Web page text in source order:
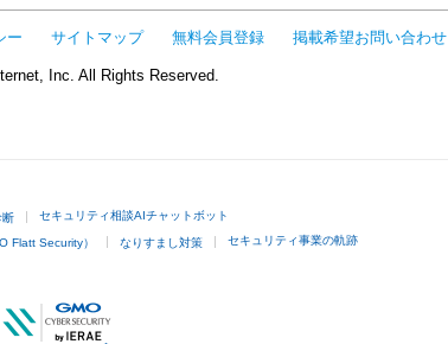
ー サイトマップ 無料会員登録 掲載希望お問い合わせ
Inc. All Rights Reserved.
断 セキュリティ相談AIチャットボット
Flatt Security） なりすまし対策 セキュリティ事業の軌跡